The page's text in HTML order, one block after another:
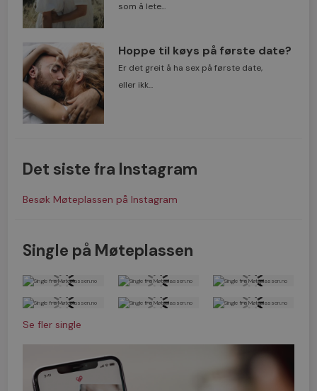
som å lete...
Hoppe til køys på første date?
Er det greit å ha sex på første date,
eller ikk...
Det siste fra Instagram
Besøk Møteplassen på Instagram
Single på Møteplassen
Se fler single